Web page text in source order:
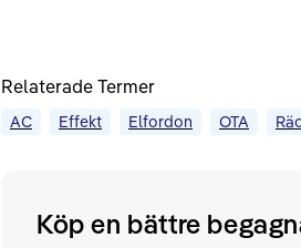
Relaterade Termer
AC Effekt Elfordon OTA
Köp en bättre